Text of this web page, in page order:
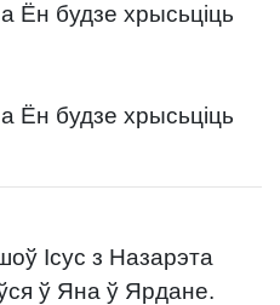
Ён будзе хрысьціць
Ён будзе хрысьціць
Ісус з Назарэта
ў Яна ў Ярдане.